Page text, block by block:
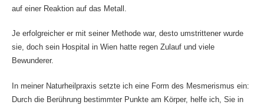
auf einer Reaktion auf das Metall.
Je erfolgreicher er mit seiner Methode war, desto umstrittener wurde
sie, doch sein Hospital in Wien hatte regen Zulauf und viele
Bewunderer.
In meiner Naturheilpraxis setzte ich eine Form des Mesmerismus ein:
Durch die Berührung bestimmter Punkte am Körper, helfe ich, Sie in